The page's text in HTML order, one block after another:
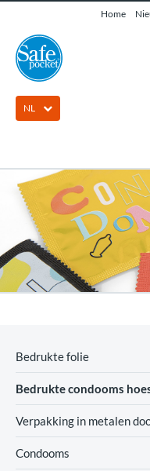
Home
NL
Bedrukte folie
Bedrukte condooms
Verpakking in metalen
Condooms